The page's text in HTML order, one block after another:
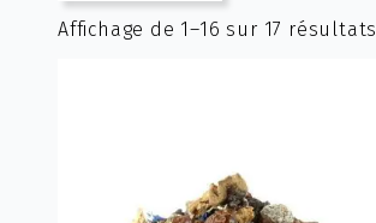
Affichage de 1–16 sur 17 résultats